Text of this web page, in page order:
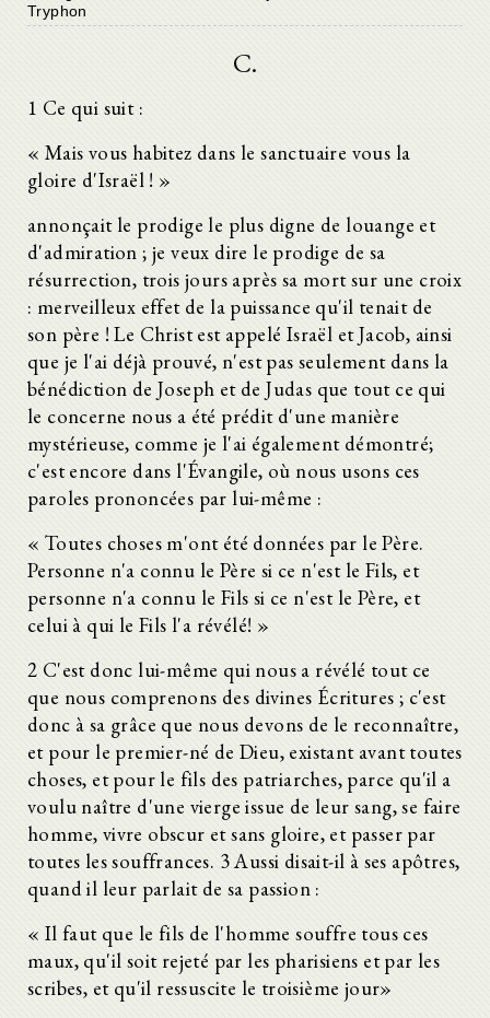
Tryphon
C.
1 Ce qui suit :
« Mais vous habitez dans le sanctuaire vous la
gloire d'Israël ! »
annonçait le prodige le plus digne de louange et
d'admiration ; je veux dire le prodige de sa
résurrection, trois jours après sa mort sur une croix
: merveilleux effet de la puissance qu'il tenait de
son père ! Le Christ est appelé Israël et Jacob, ainsi
que je l'ai déjà prouvé, n'est pas seulement dans la
bénédiction de Joseph et de Judas que tout ce qui
le concerne nous a été prédit d'une manière
mystérieuse, comme je l'ai également démontré;
c'est encore dans l'Évangile, où nous usons ces
paroles prononcées par lui-même :
« Toutes choses m'ont été données par le Père.
Personne n'a connu le Père si ce n'est le Fils, et
personne n'a connu le Fils si ce n'est le Père, et
celui à qui le Fils l'a révélé! »
2 C'est donc lui-même qui nous a révélé tout ce
que nous comprenons des divines Écritures ; c'est
donc à sa grâce que nous devons de le reconnaître,
et pour le premier-né de Dieu, existant avant toutes
choses, et pour le fils des patriarches, parce qu'il a
voulu naître d'une vierge issue de leur sang, se faire
homme, vivre obscur et sans gloire, et passer par
toutes les souffrances. 3 Aussi disait-il à ses apôtres,
quand il leur parlait de sa passion :
« Il faut que le fils de l'homme souffre tous ces
maux, qu'il soit rejeté par les pharisiens et par les
scribes, et qu'il ressuscite le troisième jour»
Dialog mit dem Juden Trypho (Dialogus cum Tryphone)
1.
2.